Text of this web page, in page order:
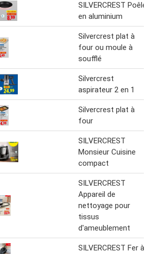
SILVERCREST Poêle
en aluminium
Silvercrest plat à
four ou moule à
soufflé
Silvercrest
aspirateur 2 en 1
Silvercrest plat à
four
SILVERCREST
Monsieur Cuisine
compact
SILVERCREST
Appareil de
nettoyage pour
tissus
d'ameublement
SILVERCREST Fer à